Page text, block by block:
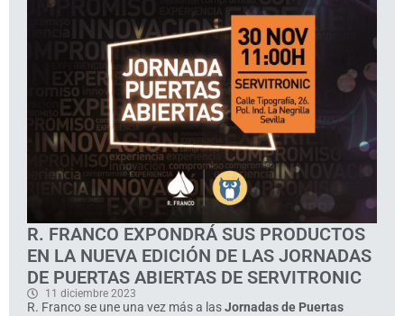
R. FRANCO EXPONDRÁ SUS PRODUCTOS
EN LA NUEVA EDICIÓN DE LAS JORNADAS
DE PUERTAS ABIERTAS DE SERVITRONIC
11 diciembre 2023
R. Franco se une una vez más a lasJornadas de Puertas